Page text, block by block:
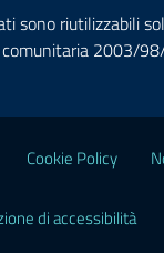
sono riutilizzabili
2003/
Cookie Policy
di accessibilità